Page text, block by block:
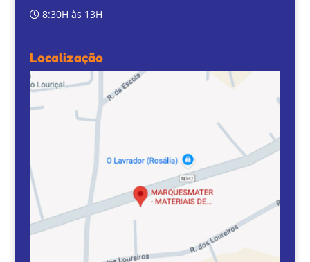
8:30H às 13H
Localização